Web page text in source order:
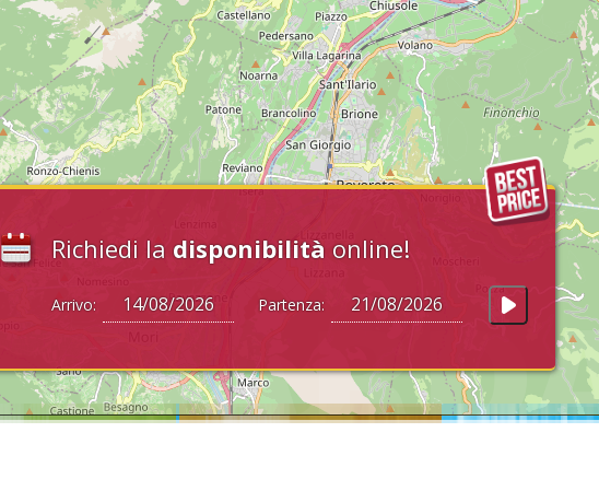
Richiedi la disponibilità online!
Arrivo: Partenza: